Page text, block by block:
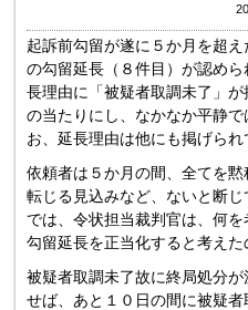
起訴前勾留が遂に５か月を超
の勾留延長（８件目）が認め
長理由に「被疑者取調未了」
の当たりにし、なかなか平静
お、延長理由は他にも掲げられ
依頼者は５か月の間、全てを
転じる見込みなど、ないと断じ
では、令状担当裁判官は、何
勾留延長を正当化すると考えた
被疑者取調未了故に終局処分
せば、あと１０日の間に被疑